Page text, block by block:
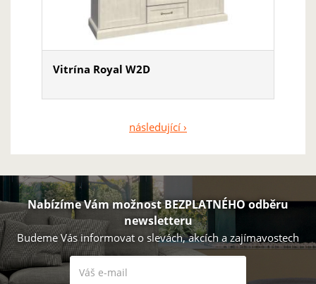
Vitrína Royal W2D
následující ›
Nabízíme Vám možnost BEZPLATNÉHO odběru
newsletteru
Budeme Vás informovat o slevách, akcích a zajímavostech